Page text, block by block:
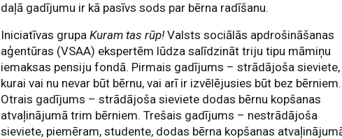
daļā gadījumu ir kā pasīvs sods par bērna radīšanu.
Iniciatīvas grupaKuram tas rūp! Valsts sociālās apdrošināšanas
aģentūras (VSAA) ekspertēm lūdza salīdzināt triju tipu māmiņu
iemaksas pensiju fondā. Pirmais gadījums – strādājoša sieviete,
kurai vai nu nevar būt bērnu, vai arī ir izvēlējusies būt bez bērniem.
Otrais gadījums – strādājoša sieviete dodas bērnu kopšanas
atvaļinājumā trim bērniem. Trešais gadījums – nestrādājoša
sieviete, piemēram, studente, dodas bērna kopšanas